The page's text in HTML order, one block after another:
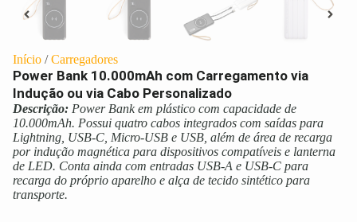
Início /Carregadores
Power Bank 10.000mAh com Carregamento via
Indução ou via Cabo Personalizado
Descrição: Power Bank em plástico com capacidade de
10.000mAh. Possui quatro cabos integrados com saídas para
Lightning, USB-C, Micro-USB e USB, além de área de recarga
por indução magnética para dispositivos compatíveis e lanterna
de LED. Conta ainda com entradas USB-A e USB-C para
recarga do próprio aparelho e alça de tecido sintético para
transporte.